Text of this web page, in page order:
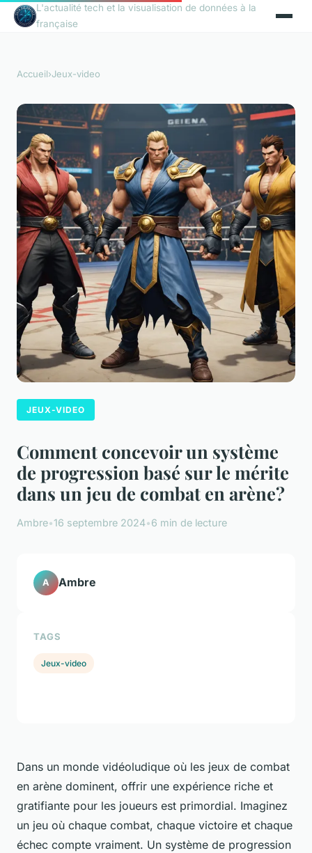
L'actualité tech et la visualisation de données à la
française
Accueil›Jeux-video
JEUX-VIDEO
Comment concevoir un système
de progression basé sur le mérite
dans un jeu de combat en arène?
Ambre•16 septembre 2024•6 min de lecture
Dans un monde vidéoludique où les jeux de combat
en arène dominent, offrir une expérience riche et
gratifiante pour les joueurs est primordial. Imaginez
un jeu où chaque combat, chaque victoire et chaque
échec compte vraiment. Un système de progression
A Ambre
TAGS
Jeux-video